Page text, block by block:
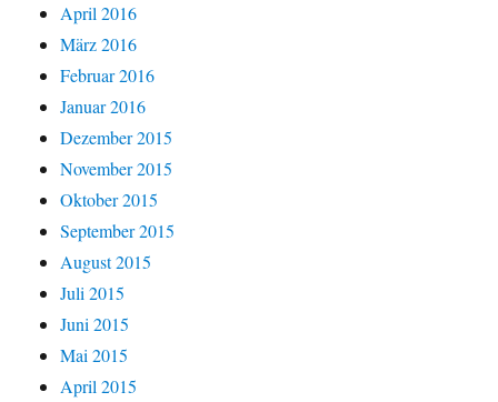
April 2016
März 2016
Februar 2016
Januar 2016
Dezember 2015
November 2015
Oktober 2015
September 2015
August 2015
Juli 2015
Juni 2015
Mai 2015
April 2015